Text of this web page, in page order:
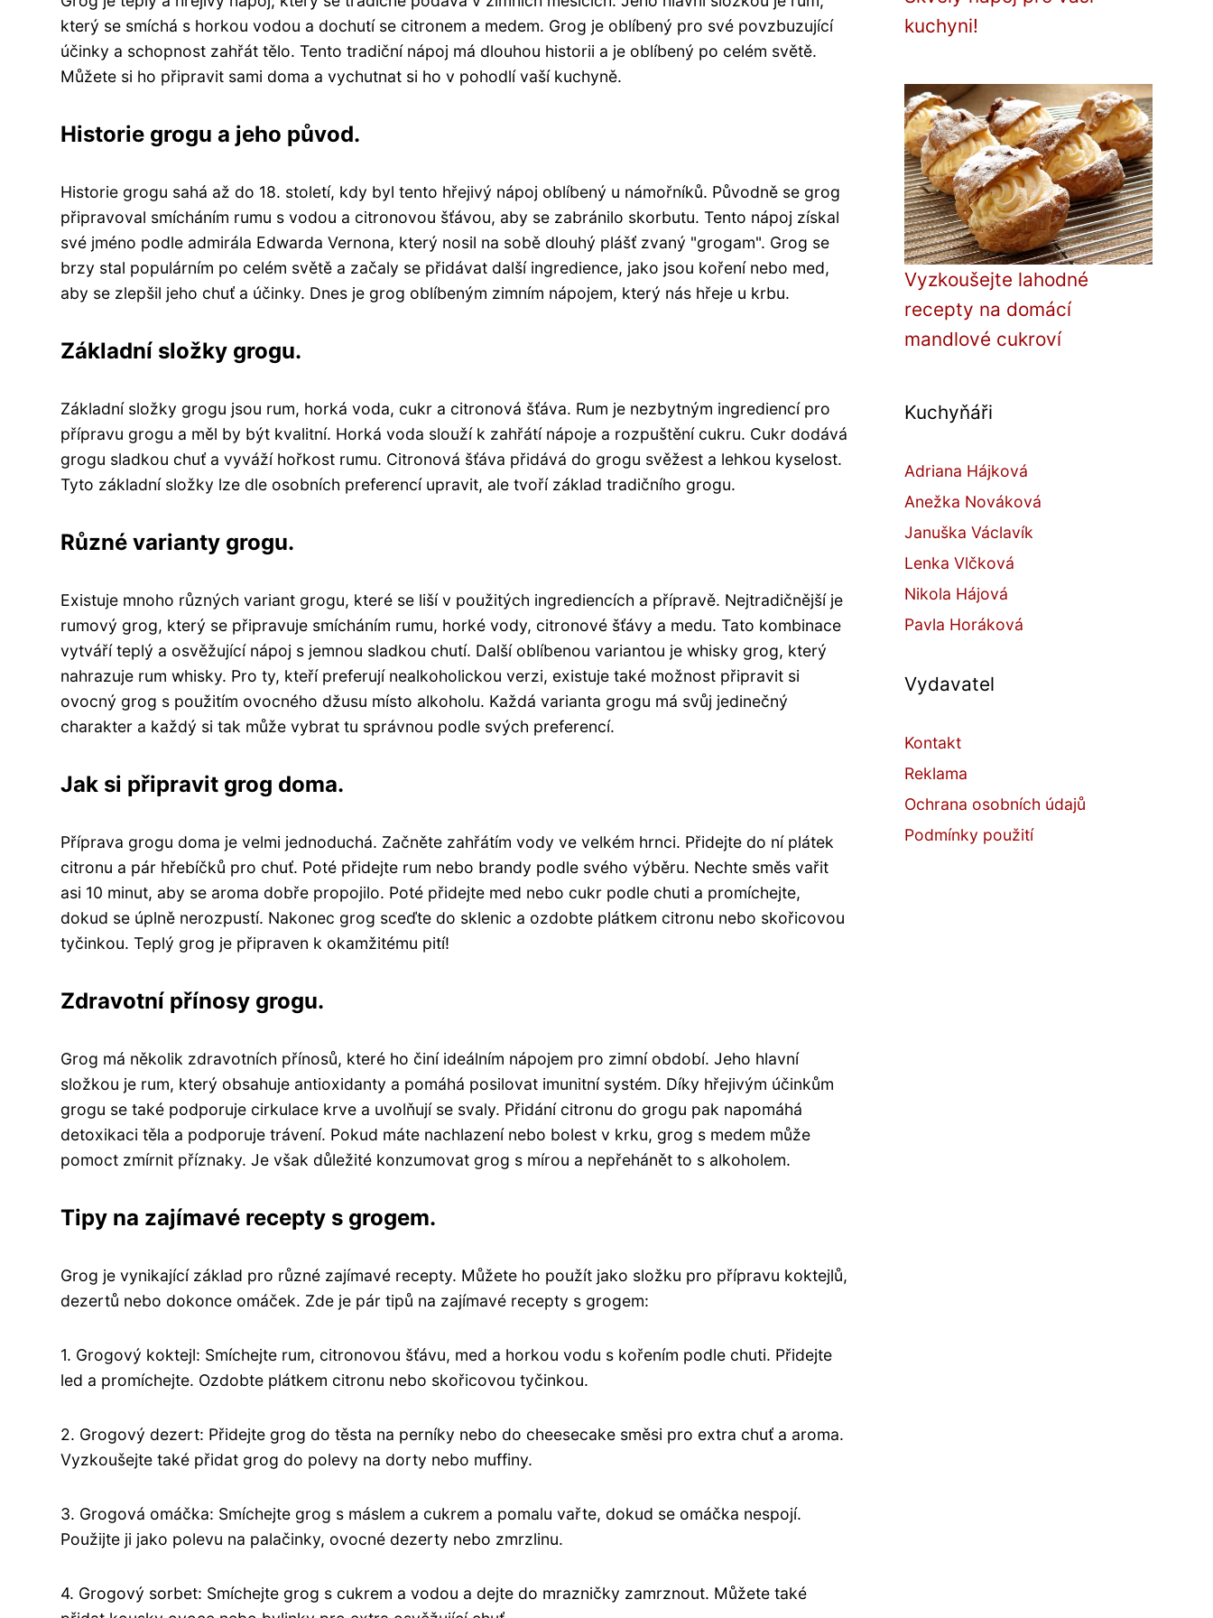
který se smíchá s horkou vodou a dochutí se citronem a medem. Grog je oblíbený pro své povzbuzující
účinky a schopnost zahřát tělo. Tento tradiční nápoj má dlouhou historii a je oblíbený po celém světě.
Můžete si ho připravit sami doma a vychutnat si ho v pohodlí vaší kuchyně.
Historie grogu a jeho původ.
Historie grogu sahá až do 18. století, kdy byl tento hřejivý nápoj oblíbený u námořníků. Původně se grog
připravoval smícháním rumu s vodou a citronovou šťávou, aby se zabránilo skorbutu. Tento nápoj získal
své jméno podle admirála Edwarda Vernona, který nosil na sobě dlouhý plášť zvaný "grogam". Grog se
brzy stal populárním po celém světě a začaly se přidávat další ingredience, jako jsou koření nebo med,
aby se zlepšil jeho chuť a účinky. Dnes je grog oblíbeným zimním nápojem, který nás hřeje u krbu.
Základní složky grogu.
Základní složky grogu jsou rum, horká voda, cukr a citronová šťáva. Rum je nezbytným ingrediencí pro
přípravu grogu a měl by být kvalitní. Horká voda slouží k zahřátí nápoje a rozpuštění cukru. Cukr dodává
grogu sladkou chuť a vyváží hořkost rumu. Citronová šťáva přidává do grogu svěžest a lehkou kyselost.
Tyto základní složky lze dle osobních preferencí upravit, ale tvoří základ tradičního grogu.
Různé varianty grogu.
Existuje mnoho různých variant grogu, které se liší v použitých ingrediencích a přípravě. Nejtradičnější je
rumový grog, který se připravuje smícháním rumu, horké vody, citronové šťávy a medu. Tato kombinace
vytváří teplý a osvěžující nápoj s jemnou sladkou chutí. Další oblíbenou variantou je whisky grog, který
nahrazuje rum whisky. Pro ty, kteří preferují nealkoholickou verzi, existuje také možnost připravit si
ovocný grog s použitím ovocného džusu místo alkoholu. Každá varianta grogu má svůj jedinečný
charakter a každý si tak může vybrat tu správnou podle svých preferencí.
Jak si připravit grog doma.
Příprava grogu doma je velmi jednoduchá. Začněte zahřátím vody ve velkém hrnci. Přidejte do ní plátek
citronu a pár hřebíčků pro chuť. Poté přidejte rum nebo brandy podle svého výběru. Nechte směs vařit
asi 10 minut, aby se aroma dobře propojilo. Poté přidejte med nebo cukr podle chuti a promíchejte,
dokud se úplně nerozpustí. Nakonec grog sceďte do sklenic a ozdobte plátkem citronu nebo skořicovou
tyčinkou. Teplý grog je připraven k okamžitému pití!
Zdravotní přínosy grogu.
Grog má několik zdravotních přínosů, které ho činí ideálním nápojem pro zimní období. Jeho hlavní
složkou je rum, který obsahuje antioxidanty a pomáhá posilovat imunitní systém. Díky hřejivým účinkům
grogu se také podporuje cirkulace krve a uvolňují se svaly. Přidání citronu do grogu pak napomáhá
detoxikaci těla a podporuje trávení. Pokud máte nachlazení nebo bolest v krku, grog s medem může
pomoct zmírnit příznaky. Je však důležité konzumovat grog s mírou a nepřehánět to s alkoholem.
Tipy na zajímavé recepty s grogem.
Grog je vynikající základ pro různé zajímavé recepty. Můžete ho použít jako složku pro přípravu koktejlů,
dezertů nebo dokonce omáček. Zde je pár tipů na zajímavé recepty s grogem:
1. Grogový koktejl: Smíchejte rum, citronovou šťávu, med a horkou vodu s kořením podle chuti. Přidejte
led a promíchejte. Ozdobte plátkem citronu nebo skořicovou tyčinkou.
2. Grogový dezert: Přidejte grog do těsta na perníky nebo do cheesecake směsi pro extra chuť a aroma.
Vyzkoušejte také přidat grog do polevy na dorty nebo muffiny.
3. Grogová omáčka: Smíchejte grog s máslem a cukrem a pomalu vařte, dokud se omáčka nespojí.
Použijte ji jako polevu na palačinky, ovocné dezerty nebo zmrzlinu.
4. Grogový sorbet: Smíchejte grog s cukrem a vodou a dejte do mrazničky zamrznout. Můžete také
kuchyni!
Vyzkoušejte lahodné
recepty na domácí
mandlové cukroví
Kuchyňáři
Adriana Hájková
Anežka Nováková
Januška Václavík
Lenka Vlčková
Nikola Hájová
Pavla Horáková
Vydavatel
Kontakt
Reklama
Ochrana osobních údajů
Podmínky použití